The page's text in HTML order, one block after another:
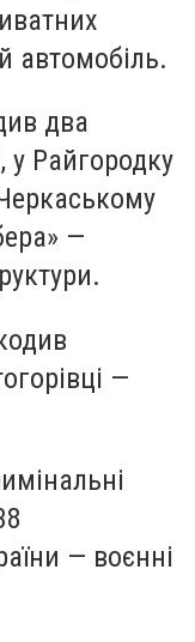
автомобіль.
два
у Райгородку
—
—
— воєнні